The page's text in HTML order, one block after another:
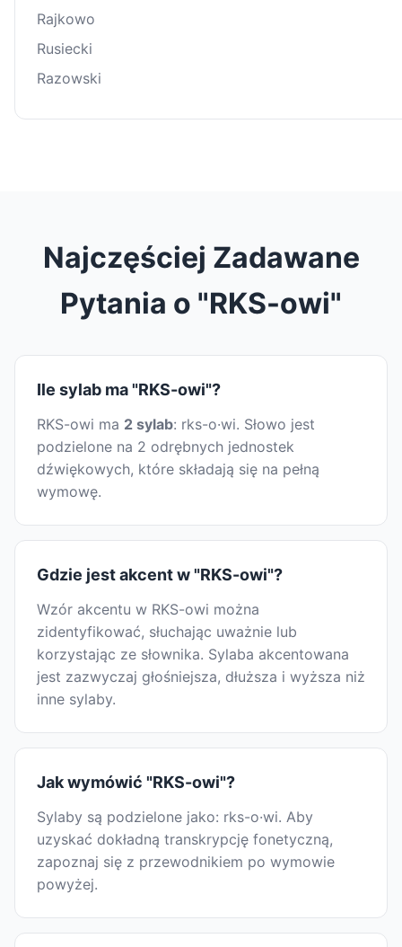
Rajkowo
Rusiecki
Razowski
Najczęściej Zadawane
Pytania o "RKS-owi"
Ile sylab ma "RKS-owi"?
RKS-owi ma 2 sylab: rks-o·wi. Słowo jest
podzielone na 2 odrębnych jednostek
dźwiękowych, które składają się na pełną
wymowę.
Gdzie jest akcent w "RKS-owi"?
Wzór akcentu w RKS-owi można
zidentyfikować, słuchając uważnie lub
korzystając ze słownika. Sylaba akcentowana
jest zazwyczaj głośniejsza, dłuższa i wyższa niż
inne sylaby.
Jak wymówić "RKS-owi"?
Sylaby są podzielone jako: rks-o·wi. Aby
uzyskać dokładną transkrypcję fonetyczną,
zapoznaj się z przewodnikiem po wymowie
powyżej.